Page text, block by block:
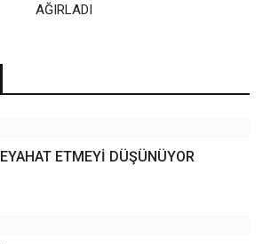
AĞIRLADI
ETMEYİ DÜŞÜNÜYOR